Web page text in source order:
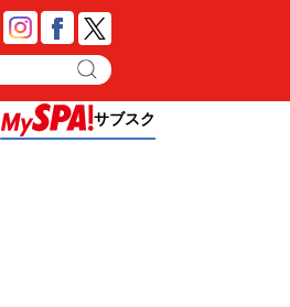
サブスク